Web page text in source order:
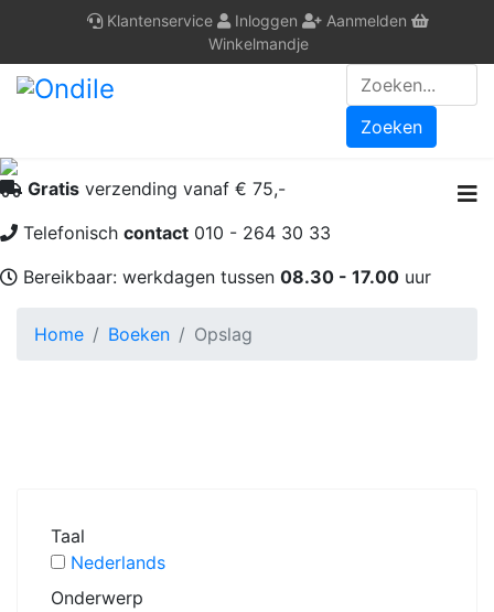
Klantenservice Inloggen
Aanmelden
Winkelmandje
Zoeken
Gratis verzending vanaf € 75,-
Telefonisch contact 010 - 264 30 33
Bereikbaar: werkdagen tussen 08.30 - 17.00 uur
Home Boeken Opslag
Taal
Nederlands
Onderwerp